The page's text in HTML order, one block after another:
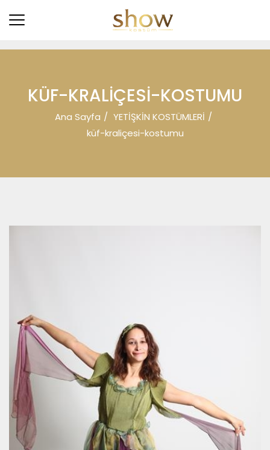
KÜF-KRALIÇESI-KOSTUMU
Ana Sayfa
YETİŞKİN KOSTÜMLERİ
küf-kraliçesi-kostumu